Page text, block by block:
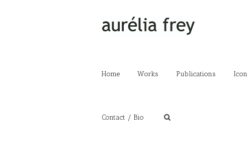
Home Works Publications
Contact / Bio